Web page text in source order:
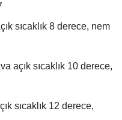
sıcaklık 8 derece, nem
açık sıcaklık 10 derece,
sıcaklık 12 derece,